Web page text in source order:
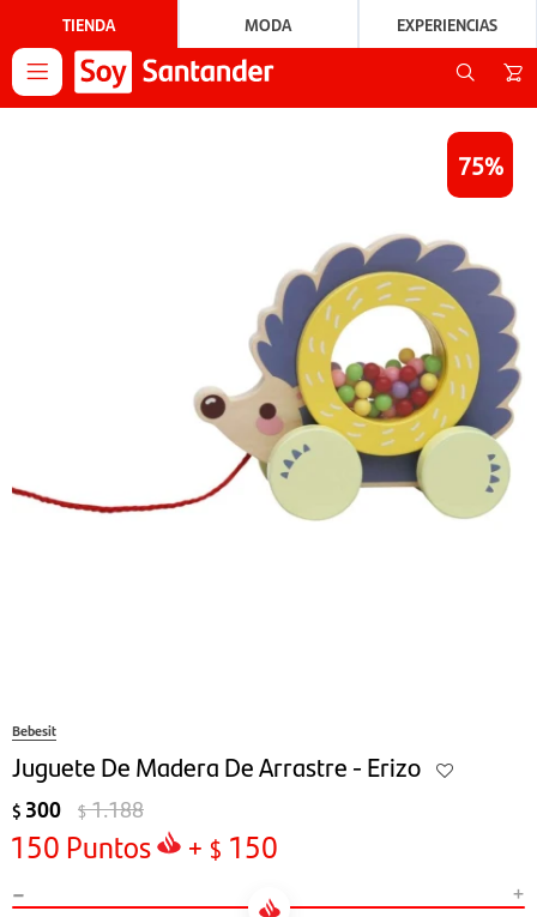
TIENDA MODA EXPERIENCIAS

75
Bebesit
Juguete De Madera De Arrastre - Erizo
$ 300 $1.188
150 Puntos + $ 150
- +